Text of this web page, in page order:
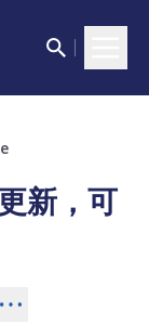
新，可